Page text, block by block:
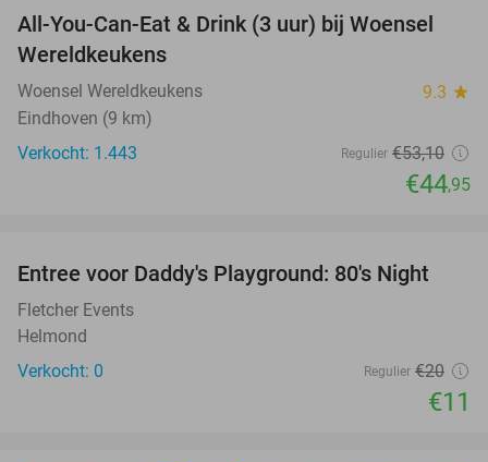
15%
All-You-Can-Eat & Drink (3 uur) bij Woensel
Wereldkeukens
Woensel Wereldkeukens 9.3 star
Eindhoven (9 km)
Verkocht: 1.443
Regulier €53,10
€44,95
45%
TODAY
Entree voor Daddy's Playground: 80's Night
Fletcher Events
Helmond
Verkocht: 0
Regulier €20
€11